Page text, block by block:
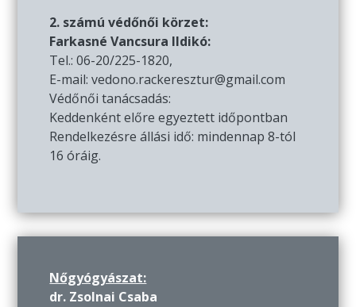
2. számú védőnői körzet:
Farkasné Vancsura Ildikó:
Tel.: 06-20/225-1820,
E-mail: vedono.rackeresztur@gmail.com
Védőnői tanácsadás:
Keddenként előre egyeztett időpontban
Rendelkezésre állási idő: mindennap 8-tól
16 óráig.
Nőgyógyászat:
dr. Zsolnai Csaba